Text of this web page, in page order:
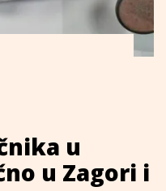
u
u Zagori i